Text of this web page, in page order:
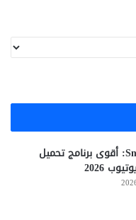
تحميل SnapTube VIP: أقوى برنامج تحميل